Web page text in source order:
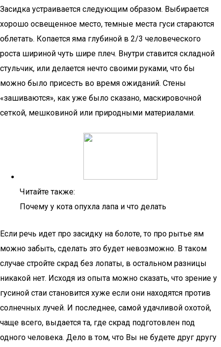
Засидка устраивается следующим образом. Выбирается
хорошо освещенное место, темные места гуси стараются
облетать. Копается яма глубиной в 2/3 человеческого
роста шириной чуть шире плеч. Внутри ставится складной
стульчик, или делается нечто своими руками, что бы
можно было присесть во время ожиданий. Стены
«зашиваются», как уже было сказано, маскировочной
сеткой, мешковиной или природными материалами.
Читайте также:
Почему у кота опухла лапа и что делать
Если речь идет про засидку на болоте, то про рытье ям
можно забыть, сделать это будет невозможно. В таком
случае стройте скрад без лопаты, в остальном разницы
никакой нет. Исходя из опыта можно сказать, что зрение у
гусиной стаи становится хуже если они находятся против
солнечных лучей. И последнее, самой удачливой охотой,
чаще всего, выдается та, где скрад подготовлен под
одного человека. Дело в том, что Вы не будете друг другу